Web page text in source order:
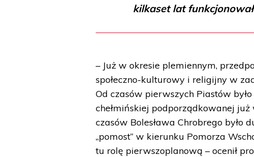
kilkaset lat
– Już w okresie plemiennym,
społeczno-kulturowy i religijny w
Od czasów pierwszych Piastów
chełmińskiej podporządkowanej
czasów Bolesława Chrobrego było
„pomost” w kierunku Pomorza
tu rolę pierwszoplanową – ocenił